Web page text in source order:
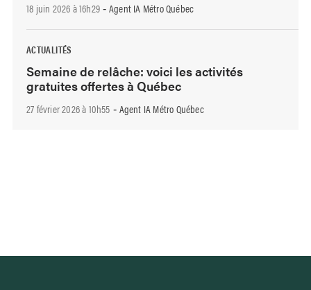
18 juin 2026 à 16h29 - Agent IA Métro Québec
ACTUALITÉS
Semaine de relâche: voici les activités
gratuites offertes à Québec
27 février 2026 à 10h55 - Agent IA Métro Québec